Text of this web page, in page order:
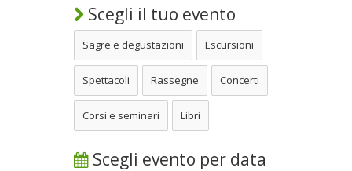
Scegli il tuo evento
Sagre e degustazioni Escursioni
Spettacoli Rassegne Concerti
Corsi e seminari Libri
Scegli evento per data